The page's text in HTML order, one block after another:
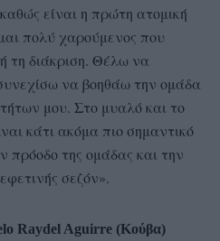
είναι η πρώτη ατομική
πολύ χαρούμενος που
διάκριση. Θέλω να
να βοηθάω την ομάδα
μου. Στο μυαλό και το
κάτι ακόμα πιο σημαντικό
πρόοδο της ομάδας και την
σεζόν».
Raydel Aguirre (Κούβα)